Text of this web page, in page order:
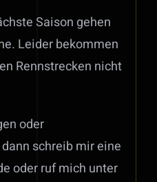
Saison gehen
Leider bekommen
Rennstrecken nicht
oder
schreib mir eine
oder ruf mich unter